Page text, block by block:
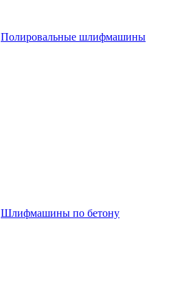
Полировальные шлифмашины
Шлифмашины по бетону